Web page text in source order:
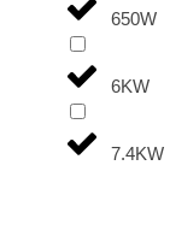
650W
6KW
7.4KW